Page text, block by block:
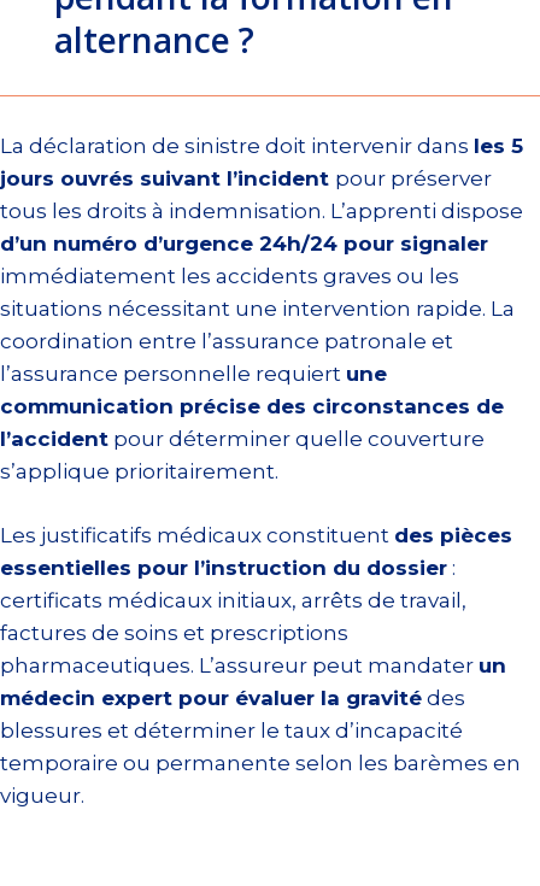
alternance ?
La déclaration de sinistre doit intervenir dans les 5
jours ouvrés suivant l’incident pour préserver
tous les droits à indemnisation. L’apprenti dispose
d’un numéro d’urgence 24h/24 pour signaler
immédiatement les accidents graves ou les
situations nécessitant une intervention rapide. La
coordination entre l’assurance patronale et
l’assurance personnelle requiert une
communication précise des circonstances de
l’accident pour déterminer quelle couverture
s’applique prioritairement.
Les justificatifs médicaux constituent des pièces
essentielles pour l’instruction du dossier :
certificats médicaux initiaux, arrêts de travail,
factures de soins et prescriptions
pharmaceutiques. L’assureur peut mandater un
médecin expert pour évaluer la gravité des
blessures et déterminer le taux d’incapacité
temporaire ou permanente selon les barèmes en
vigueur.